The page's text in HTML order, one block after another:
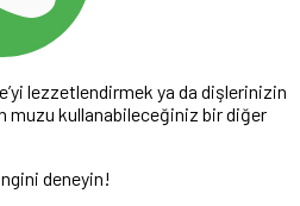
lezzetlendirmek ya da dişlerinizin
muzu kullanabileceğiniz bir diğer